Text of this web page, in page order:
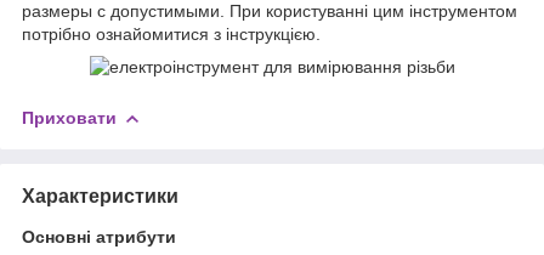
размеры с допустимыми. При користуванні цим інструментом
потрібно ознайомитися з інструкцією.
Приховати
Характеристики
Основні атрибути